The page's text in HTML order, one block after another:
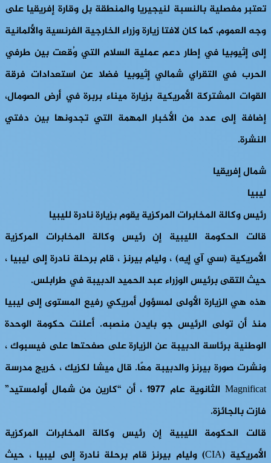
تعتبر مفصلية بالنسبة لنيجيريا والمنطقة بل وقارة إفريقيا على
وجه العموم، كما كان لافتا زيارة وزراء الخارجية الفرنسية والألمانية
إلى إثيوبيا في إطار دعم عملية السلام التي وُقعت بين طرفي
الحرب في التقراي شمالي إثيوبيا فضلا عن استعدادات فرقة
القوات المشتركة الأمريكية بزيارة ميناء بربرة في أرض الصومال،
إضافة إلى عدد من الأخبار المهمة التي تجدونها بين دفتي
النشرة.
شمال إفريقيا
ليبيا
رئيس وكالة المخابرات المركزية يقوم بزيارة نادرة لليبيا
قالت الحكومة الليبية إن رئيس وكالة المخابرات المركزية
الأمريكية (سي آي إيه) ، وليام بيرنز ، قام برحلة نادرة إلى ليبيا ،
حيث التقى برئيس الوزراء عبد الحميد الدبيبة في طرابلس.
هذه هي الزيارة الأولى لمسؤول أمريكي رفيع المستوى إلى ليبيا
منذ أن تولى الرئيس جو بايدن منصبه. أعلنت حكومة الوحدة
الوطنية برئاسة الدبيبة عن الزيارة على صفحتها على فيسبوك ،
ونشرت صورة بيرنز والدبيبة معًا. قال ميشا لكزيك ، خريج مدرسة
Magnificat الثانوية عام 1977 ، أن “كارين من شمال أولمستيد”
فازت بالجائزة.
قالت الحكومة الليبية إن رئيس وكالة المخابرات المركزية
الأمريكية (CIA) وليام بيرنز قام برحلة نادرة إلى ليبيا ، حيث